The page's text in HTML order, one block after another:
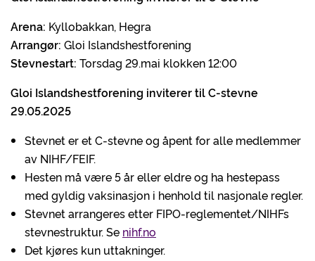
Arena: Kyllobakkan, Hegra
Arrangør: Gloi Islandshestforening
Stevnestart: Torsdag 29.mai klokken 12:00
Gloi Islandshestforening inviterer til C-stevne
29.05.2025
Stevnet er et C-stevne og åpent for alle medlemmer
av NIHF/FEIF.
Hesten må være 5 år eller eldre og ha hestepass
med gyldig vaksinasjon i henhold til nasjonale regler.
Stevnet arrangeres etter FIPO-reglementet/NIHFs
stevnestruktur. Se nihf.no
Det kjøres kun uttakninger.